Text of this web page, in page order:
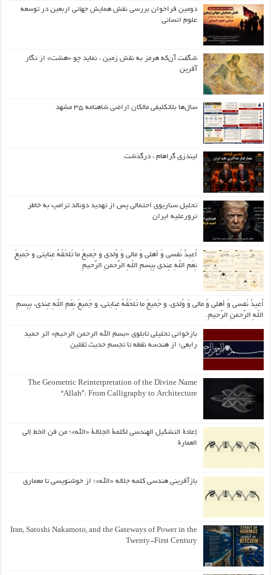
دومین فراخوان بررسی نقش همایش جهانی اربعین در توسعه
علوم انسانی
شگفت آن‌که هرمز به نقش زمین ، نماید چو «هشت» از نگار
آفرین
سال‌ها بلاتکلیفی مالکان اراضی شاهنامه ۳۵ مشهد
لیندزی گراهام ، درگذشت
تحلیل سناریوی احتمالی پس از تهدید دونالد ترامپ به خاطر
ترورعلیه ایران
اُعیذُ نَفسی وَ أهلی وَ مالی وَ وُلدی و جَمیعَ ما تَلحَقُهُ عِنایتی و جَمیعَ
نِعَمِ اللّهِ عِندی بِبِسمِ اللّهِ الرَّحمنِ الرَّحیمِ
اُعیذُ نَفسی وَ أهلی وَ مالی وَ وُلدی، و جَمیعَ ما تَلحَقُهُ عِنایتی، و جَمیعَ نِعَمِ اللّهِ عِندی، بِبِسمِ
اللّهِ الرَّحمنِ الرَّحیمِ.
بازخوانی تحلیلی تابلوی «بسم الله الرحمن الرحیم» اثر حمید
رابعی؛ از هندسه نقطه تا تجسم حدیث ثقلین
The Geometric Reinterpretation of the Divine Name
“Allah”: From Calligraphy to Architecture
إعادة التشكيل الهندسي لكلمة الجلالة «الله»؛ من فن الخط إلى
العمارة
بازآفرینی هندسی کلمه جلاله «الله»؛ از خوشنویسی تا معماری
Iran, Satoshi Nakamoto, and the Gateways of Power in the
Twenty-First Century